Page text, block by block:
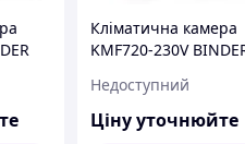
Кліматична камера
KMF720-230V
Недоступний
Ціну уточнюйте